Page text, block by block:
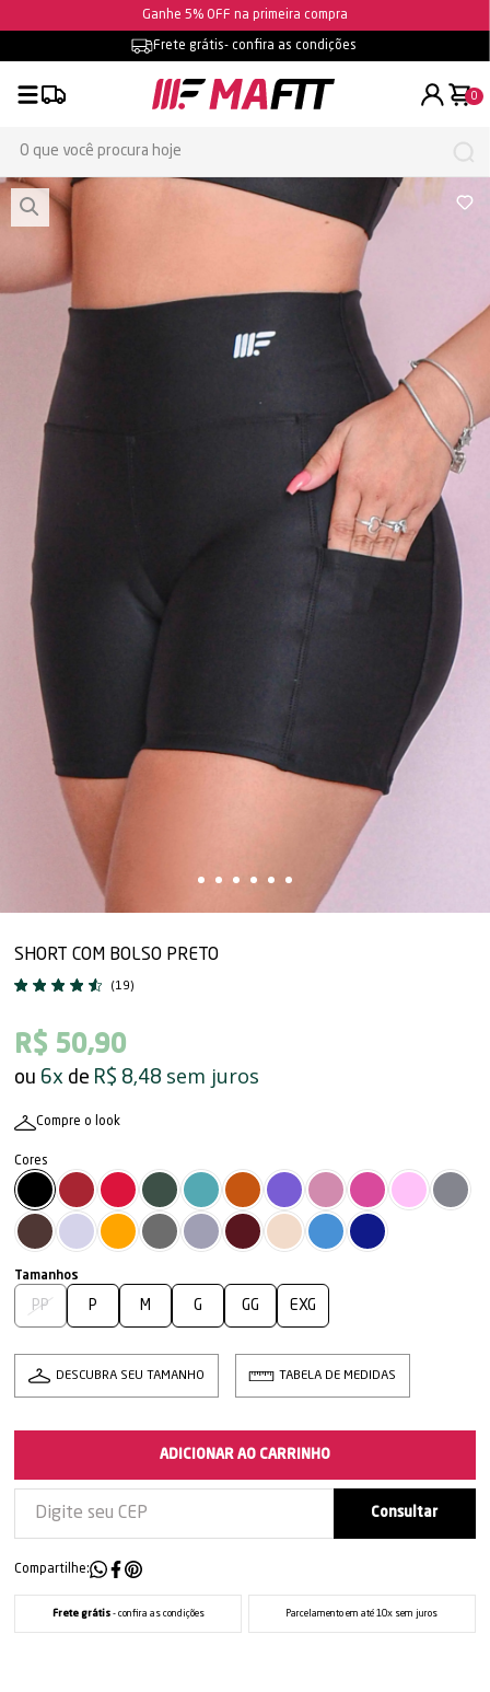
Ganhe 5% OFF na primeira compra
Frete grátis- confira as condições
0
SHORT COM BOLSO PRETO
(19)
R$ 50,90
6x R$ 8,48 sem juros
Compre o look
PP P M G GG EXG
DESCUBRA SEU TAMANHO TABELA DE MEDIDAS
ADICIONAR AO CARRINHO
Compartilhe:
Frete grátis- confira as condições Parcelamento em até 10x sem juros